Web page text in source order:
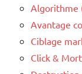
Algorithme
Avantage
Ciblage
Click &